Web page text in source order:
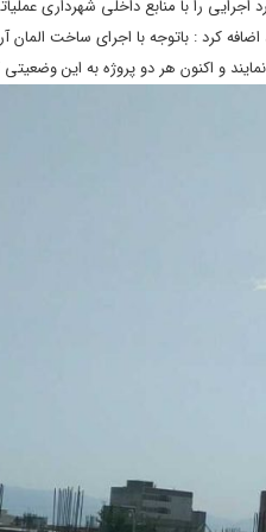
را با منابع داخلی شهرداری
کرد : باتوجه با اجرای ساخت
و اکنون هر دو پروژه به این